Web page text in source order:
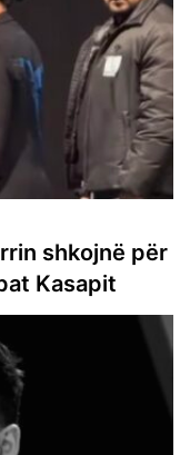
shkojnë për
Kasapit